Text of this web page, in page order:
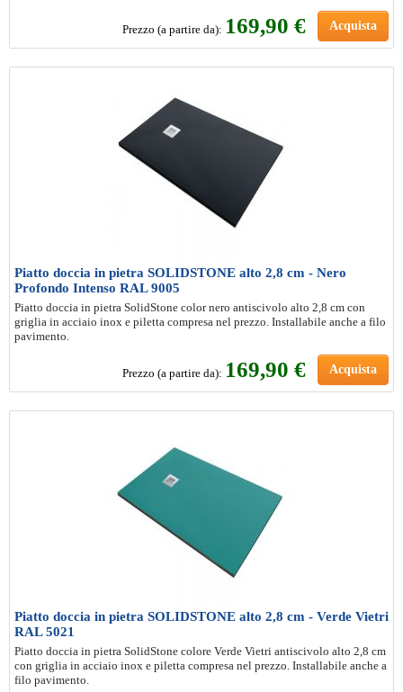
Prezzo (a partire da): 169,90 € Acquista
Piatto doccia in pietra SOLIDSTONE alto 2,8 cm - Nero
Profondo Intenso RAL 9005
Piatto doccia in pietra SolidStone color nero antiscivolo alto 2,8 cm con
griglia in acciaio inox e piletta compresa nel prezzo. Installabile anche a filo
pavimento.
Prezzo (a partire da): 169,90 € Acquista
Piatto doccia in pietra SOLIDSTONE alto 2,8 cm - Verde Vietri
RAL 5021
Piatto doccia in pietra SolidStone colore Verde Vietri antiscivolo alto 2,8 cm
con griglia in acciaio inox e piletta compresa nel prezzo. Installabile anche a
filo pavimento.